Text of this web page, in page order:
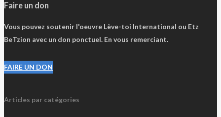
Faire un don
Vous pouvez soutenir l'oeuvre Lève-toi International ou Etz
BeTzion avec un don ponctuel. En vous remerciant.
FAIRE UN DON
Articles par catégories